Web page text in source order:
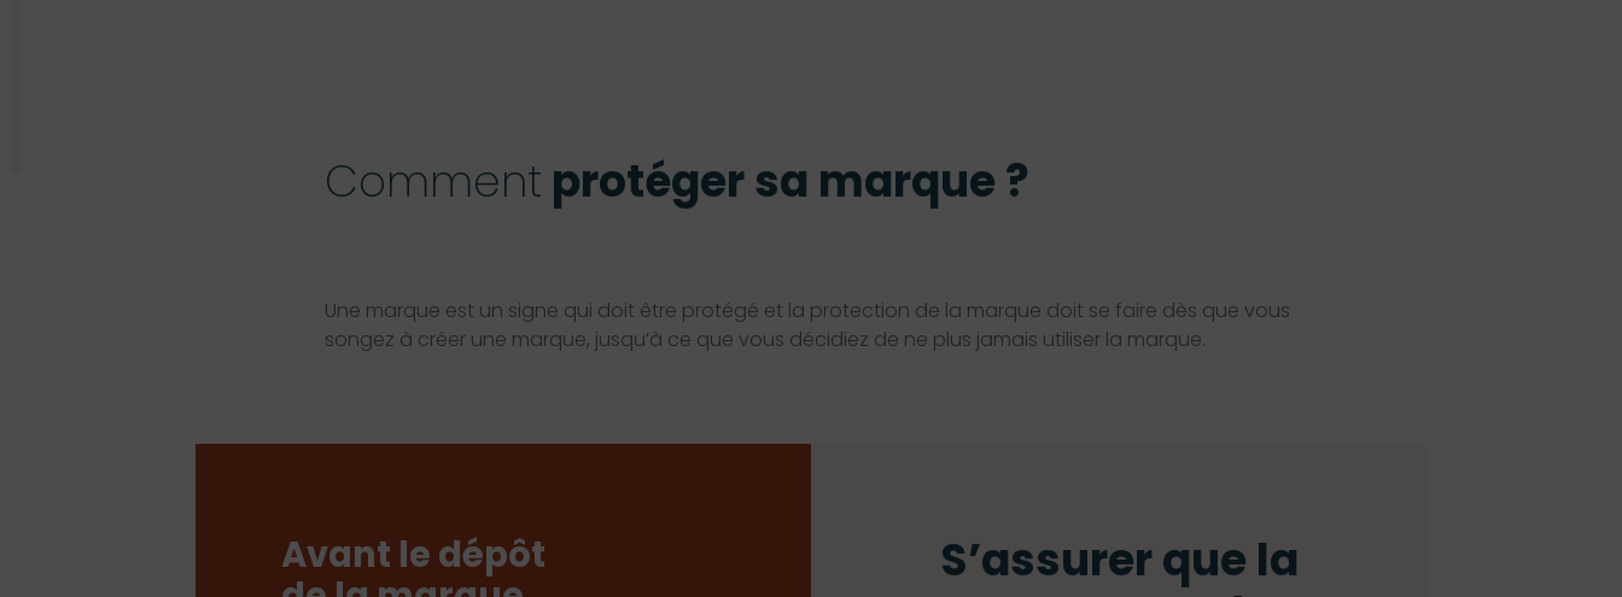
Comment protéger sa marque ?
Une marque est un signe qui doit être protégé et la protection de la marque doit se faire dès que vous
songez à créer une marque, jusqu’à ce que vous décidiez de ne plus jamais utiliser la marque.
Avant le dépôt
S’assurer que la